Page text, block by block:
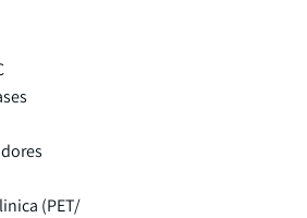
(PET/